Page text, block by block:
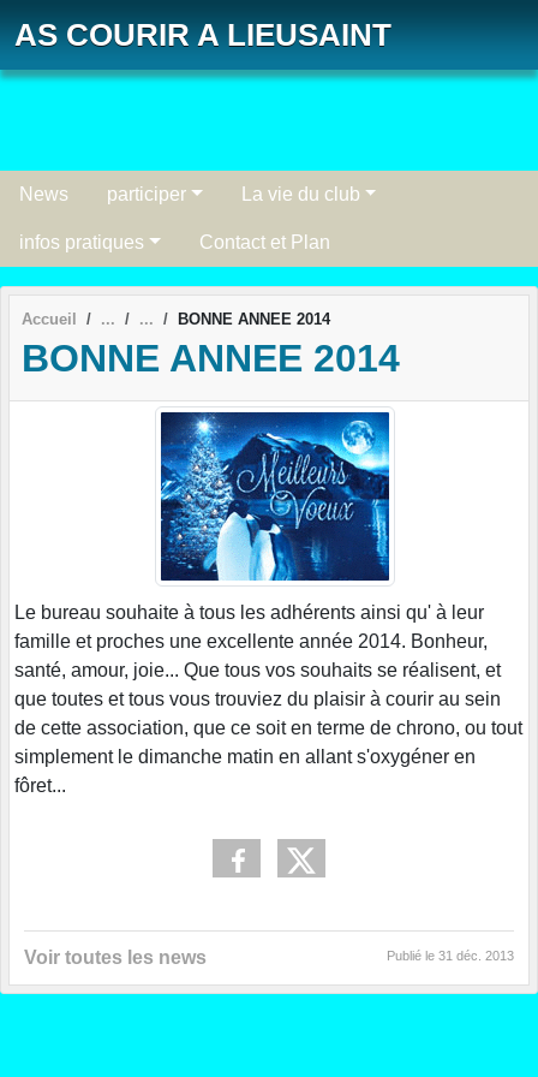
AS COURIR A LIEUSAINT
News participer La vie du club
infos pratiques Contact et Plan
Accueil BONNE ANNEE 2014
BONNE ANNEE 2014
Le bureau souhaite à tous les adhérents ainsi qu' à leur
famille et proches une excellente année 2014. Bonheur,
santé, amour, joie... Que tous vos souhaits se réalisent, et
que toutes et tous vous trouviez du plaisir à courir au sein
de cette association, que ce soit en terme de chrono, ou tout
simplement le dimanche matin en allant s'oxygéner en
fôret...
Voir toutes les news Publié le 31 déc. 2013